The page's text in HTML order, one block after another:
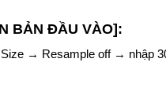
BẢN ĐẦU VÀO]:
Size → Resample off → nhập